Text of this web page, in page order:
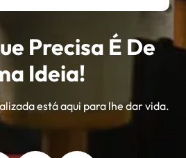
Precisa É De
Ideia!
está aqui para lhe dar vida.